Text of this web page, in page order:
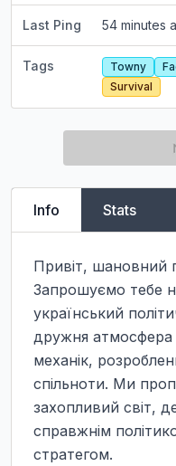
Last Ping 54 minutes
Tags Towny
Survival
Info Stats
Привіт, шановний
Запрошуємо тебе
український
дружня атмосфера
механік,
спільноти. Ми
захопливий світ,
справжнім
стратегом.